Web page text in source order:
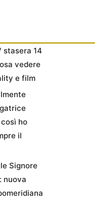
stasera 14
vedere
e film
ho
il
Signore
nuova